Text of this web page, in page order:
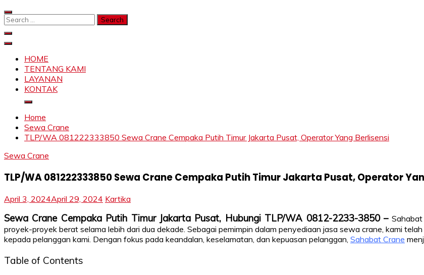
Skip
to
Search
HOME
TENTANG KAMI
LAYANAN
KONTAK
Home
Sewa Crane
TLP/WA 081222333850 Sewa Crane Cempaka Putih Timur Jakarta Pusat, Operator Yang Berlisensi
Sewa Crane
TLP/WA 081222333850 Sewa Crane Cempaka Putih Timur Jakarta Pusat, Operator
April 3, 2024April 29, 2024 Kartika
Sewa Crane Cempaka Putih Timur Jakarta Pusat, Hubungi TLP/WA 0812-2233-3850 –
proyek-proyek berat selama lebih dari dua dekade. Sebagai pemimpin dalam penyediaan jasa sewa crane, kami
kepada pelanggan kami. Dengan fokus pada keandalan, keselamatan, dan kepuasan pelanggan, Sahabat Crane
Table of Contents